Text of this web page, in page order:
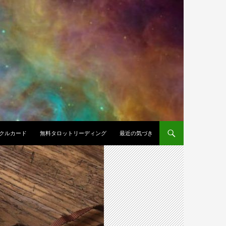
ルカード 無料タロットリーディング 最近の気づき